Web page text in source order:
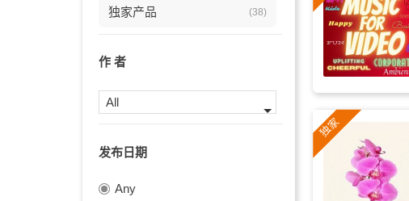
轻快 (10)
笛子
激励 (9)
古风
探索发现
独家产品 (38)
作 者
All
发布日期
Any